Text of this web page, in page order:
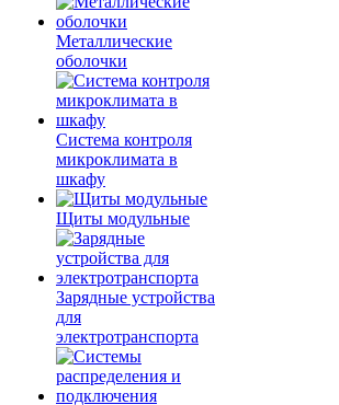
Металлические
оболочки
Система контроля
микроклимата в
шкафу
Щиты модульные
Зарядные устройства
для
электротранспорта